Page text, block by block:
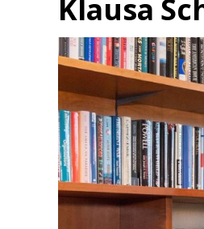
Klausa